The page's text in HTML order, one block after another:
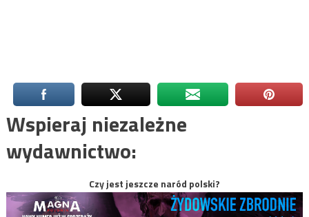
Wspieraj niezależne
wydawnictwo:
Czy jest jeszcze naród polski?